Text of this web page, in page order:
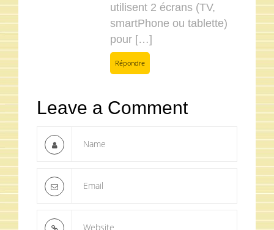
utilisent 2 écrans (TV,
smartPhone ou tablette)
pour […]
Répondre
Leave a Comment